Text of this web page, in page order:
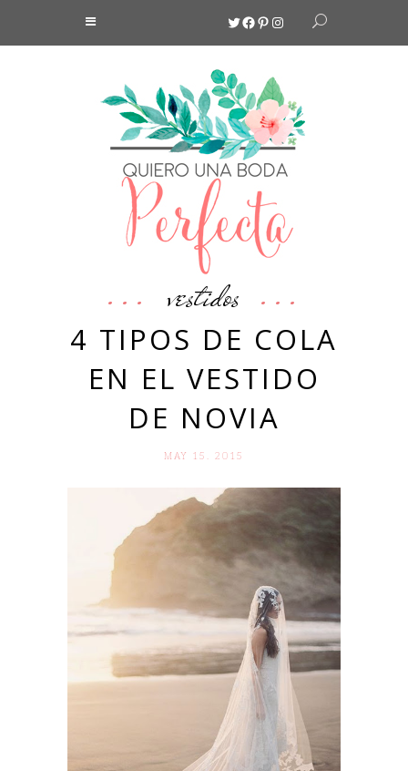
Twitter
Facebook
Pinterest
Instagram
vestidos
4 TIPOS DE COLA
EN EL VESTIDO
DE NOVIA
MAY 15. 2015